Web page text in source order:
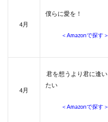
4月
僕らに愛を！
＜Amazonで探す＞
4月
君を想うより君に逢い
たい
＜Amazonで探す＞